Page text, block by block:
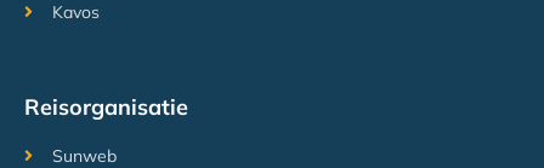
Kavos
Reisorganisatie
Sunweb